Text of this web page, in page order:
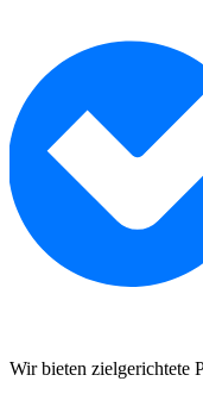
Wir bieten zielgerichtete